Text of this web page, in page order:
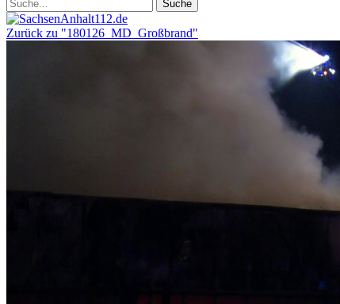
Zurück zu "180126_MD_Großbrand"